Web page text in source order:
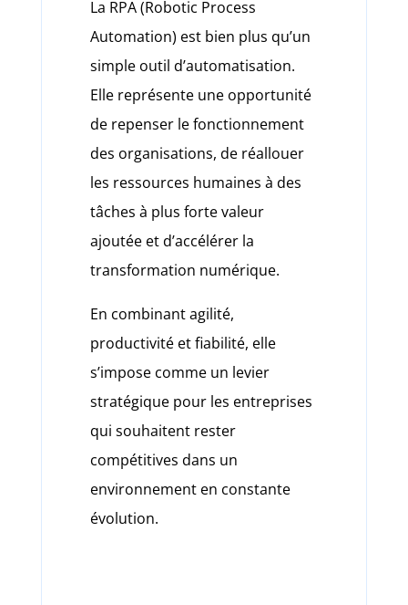
La RPA (Robotic Process
Automation) est bien plus qu’un
simple outil d’automatisation.
Elle représente une opportunité
de repenser le fonctionnement
des organisations, de réallouer
les ressources humaines à des
tâches à plus forte valeur
ajoutée et d’accélérer la
transformation numérique.
En combinant agilité,
productivité et fiabilité, elle
s’impose comme un levier
stratégique pour les entreprises
qui souhaitent rester
compétitives dans un
environnement en constante
évolution.